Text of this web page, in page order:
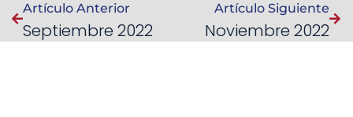
Artículo Anterior
Septiembre 2022
Artículo Siguiente
Noviembre 2022